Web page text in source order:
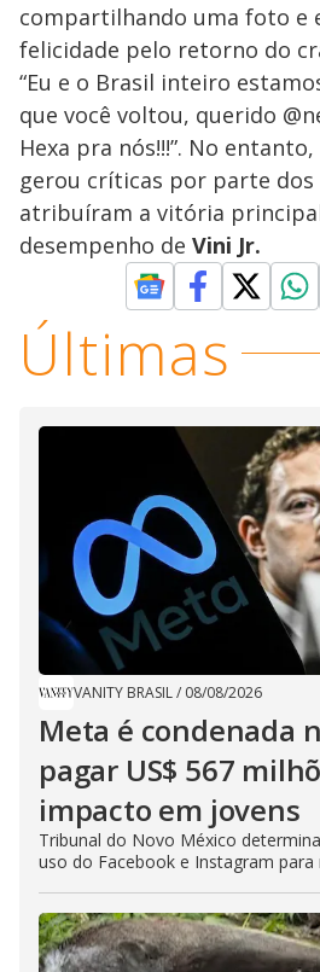
compartilhando uma foto e
felicidade pelo retorno do
“Eu e o Brasil inteiro
que você voltou, querido
Hexa pra nós!!!”. No
gerou críticas por parte
atribuíram a vitória
desempenho de Vini Jr.
Últimas
VANITY BRASIL/ 08/08/2026
Meta é condenada
pagar US$ 567
impacto em jovens
Tribunal do Novo México
uso do Facebook e Instagram para